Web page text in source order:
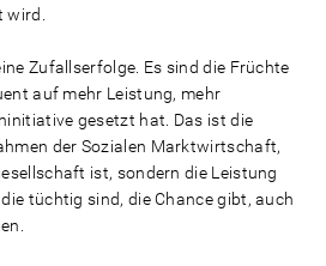
Zufallserfolge. Es sind die Früchte
auf mehr Leistung, mehr
gesetzt hat. Das ist die
der Sozialen Marktwirtschaft,
ist, sondern die Leistung
tüchtig sind, die Chance gibt, auch